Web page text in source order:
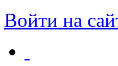
Войти на